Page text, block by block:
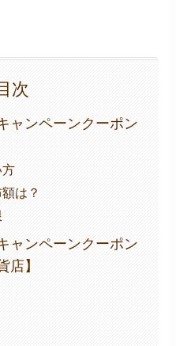
次
ャンペーンクーポン
方
は？
ャンペーンクーポン
店】